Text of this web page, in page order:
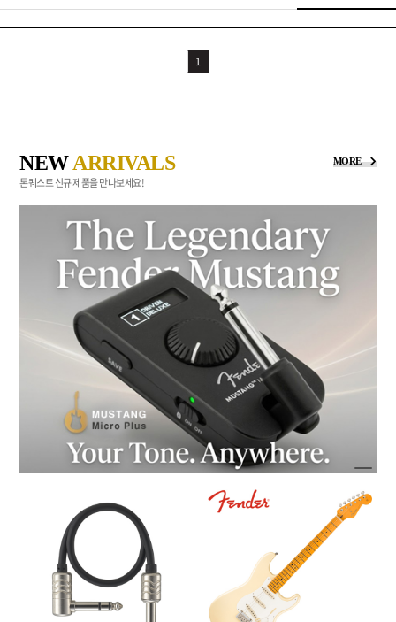
1
NEWARRIVALS MORE
톤퀘스트 신규 제품을 만나보세요!